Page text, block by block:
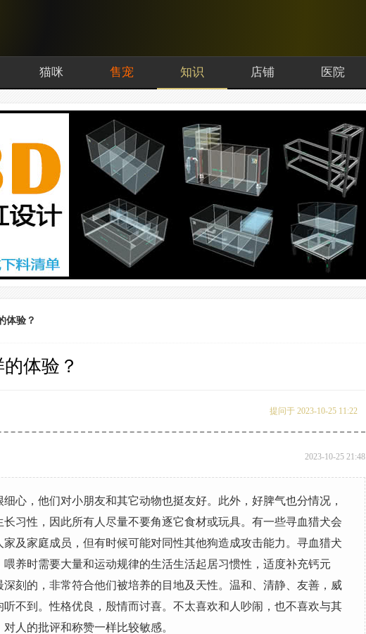
猫咪 售宠 知识 店铺 医院
体验？
体验？
提问于 2023-10-25 11:22
2023-10-25 21:48
心，他们对小朋友和其它动物也挺友好。此外，好脾气也分情况，
习性，因此所有人尽量不要角逐它食材或玩具。有一些寻血猎犬会
及家庭成员，但有时候可能对同性其他狗造成攻击能力。寻血猎犬
养时需要大量和运动规律的生活生活起居习惯性，适度补充钙元
刻的，非常符合他们被培养的目地及天性。温和、清静、友善，威
不到。性格优良，殷情而讨喜。不太喜欢和人吵闹，也不喜欢与其
人的批评和称赞一样比较敏感。